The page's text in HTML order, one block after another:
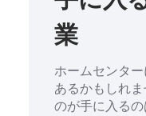
業
ホームセンタ
あるかもしれ
のが手に入る